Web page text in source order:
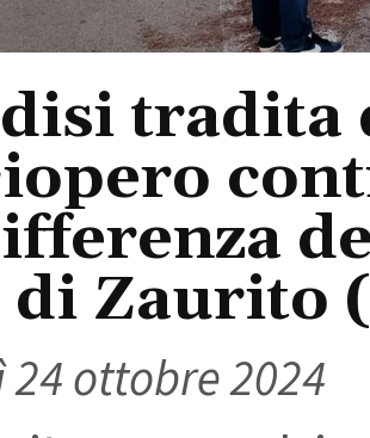
tradita
di Zaurito
ottobre 2024